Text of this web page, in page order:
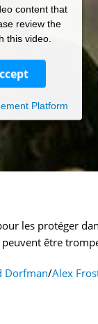
content that
review the
this video.
Platform
les protéger
être
Dorfman/Alex